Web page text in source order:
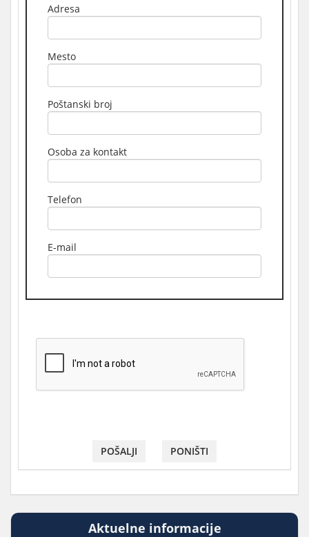
Adresa
Mesto
Poštanski broj
Osoba za kontakt
Telefon
E-mail
POŠALJI PONIŠTI
Aktuelne informacije